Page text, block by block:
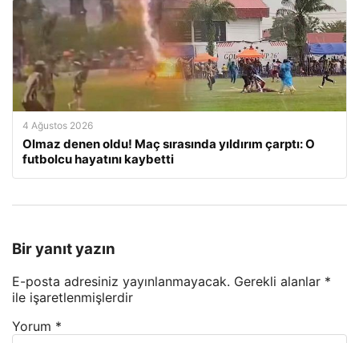
4 Ağustos 2026
Olmaz denen oldu! Maç sırasında yıldırım çarptı: O
futbolcu hayatını kaybetti
Bir yanıt yazın
E-posta adresiniz yayınlanmayacak. Gerekli alanlar *
ile işaretlenmişlerdir
Yorum *